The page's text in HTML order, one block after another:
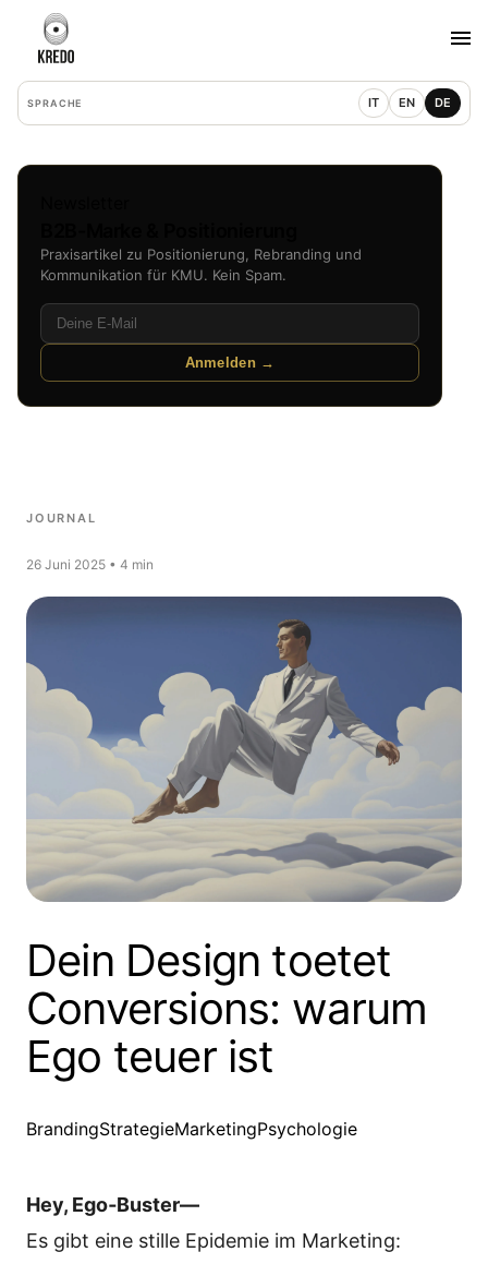
SPRACHE IT EN DE
Praxisartikel zu Positionierung, Rebranding und
Kommunikation für KMU. Kein Spam.
Anmelden →
JOURNAL
26 Juni 2025 • 4 min
Dein Design toetet
Conversions: warum
Ego teuer ist
BrandingStrategieMarketingPsychologie
Hey, Ego‑Buster—
Es gibt eine stille Epidemie im Marketing: